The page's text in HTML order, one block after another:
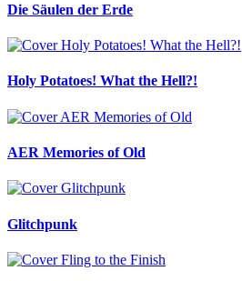
Die Säulen der Erde
Holy Potatoes! What the Hell?!
AER Memories of Old
Glitchpunk